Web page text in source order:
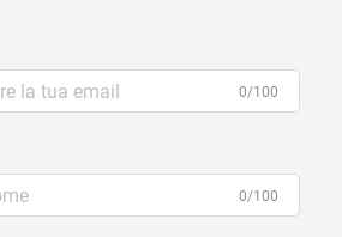
0/100
0/100